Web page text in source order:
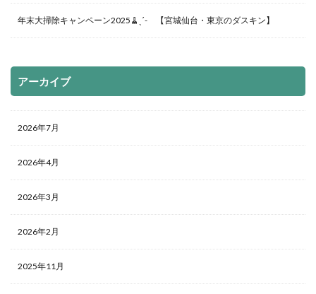
年末大掃除キャンペーン2025🧹ˎˊ- 【宮城仙台・東京のダスキン】
アーカイブ
2026年7月
2026年4月
2026年3月
2026年2月
2025年11月